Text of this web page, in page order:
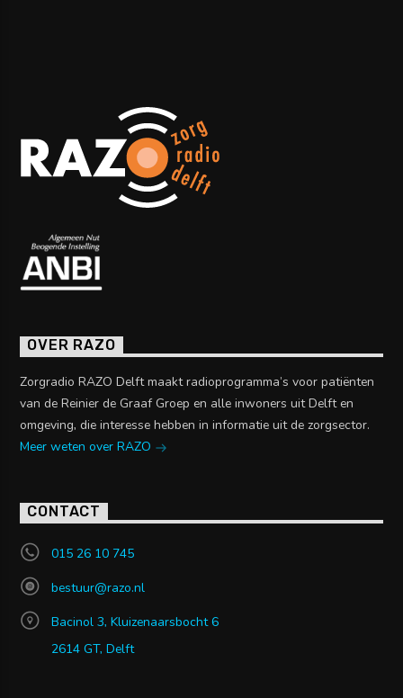
OVER RAZO
Zorgradio RAZO Delft maakt radioprogramma’s voor patiënten
van de Reinier de Graaf Groep en alle inwoners uit Delft en
omgeving, die interesse hebben in informatie uit de zorgsector.
Meer weten over RAZO
CONTACT
015 26 10 745
bestuur@razo.nl
Bacinol 3, Kluizenaarsbocht 6
2614 GT, Delft